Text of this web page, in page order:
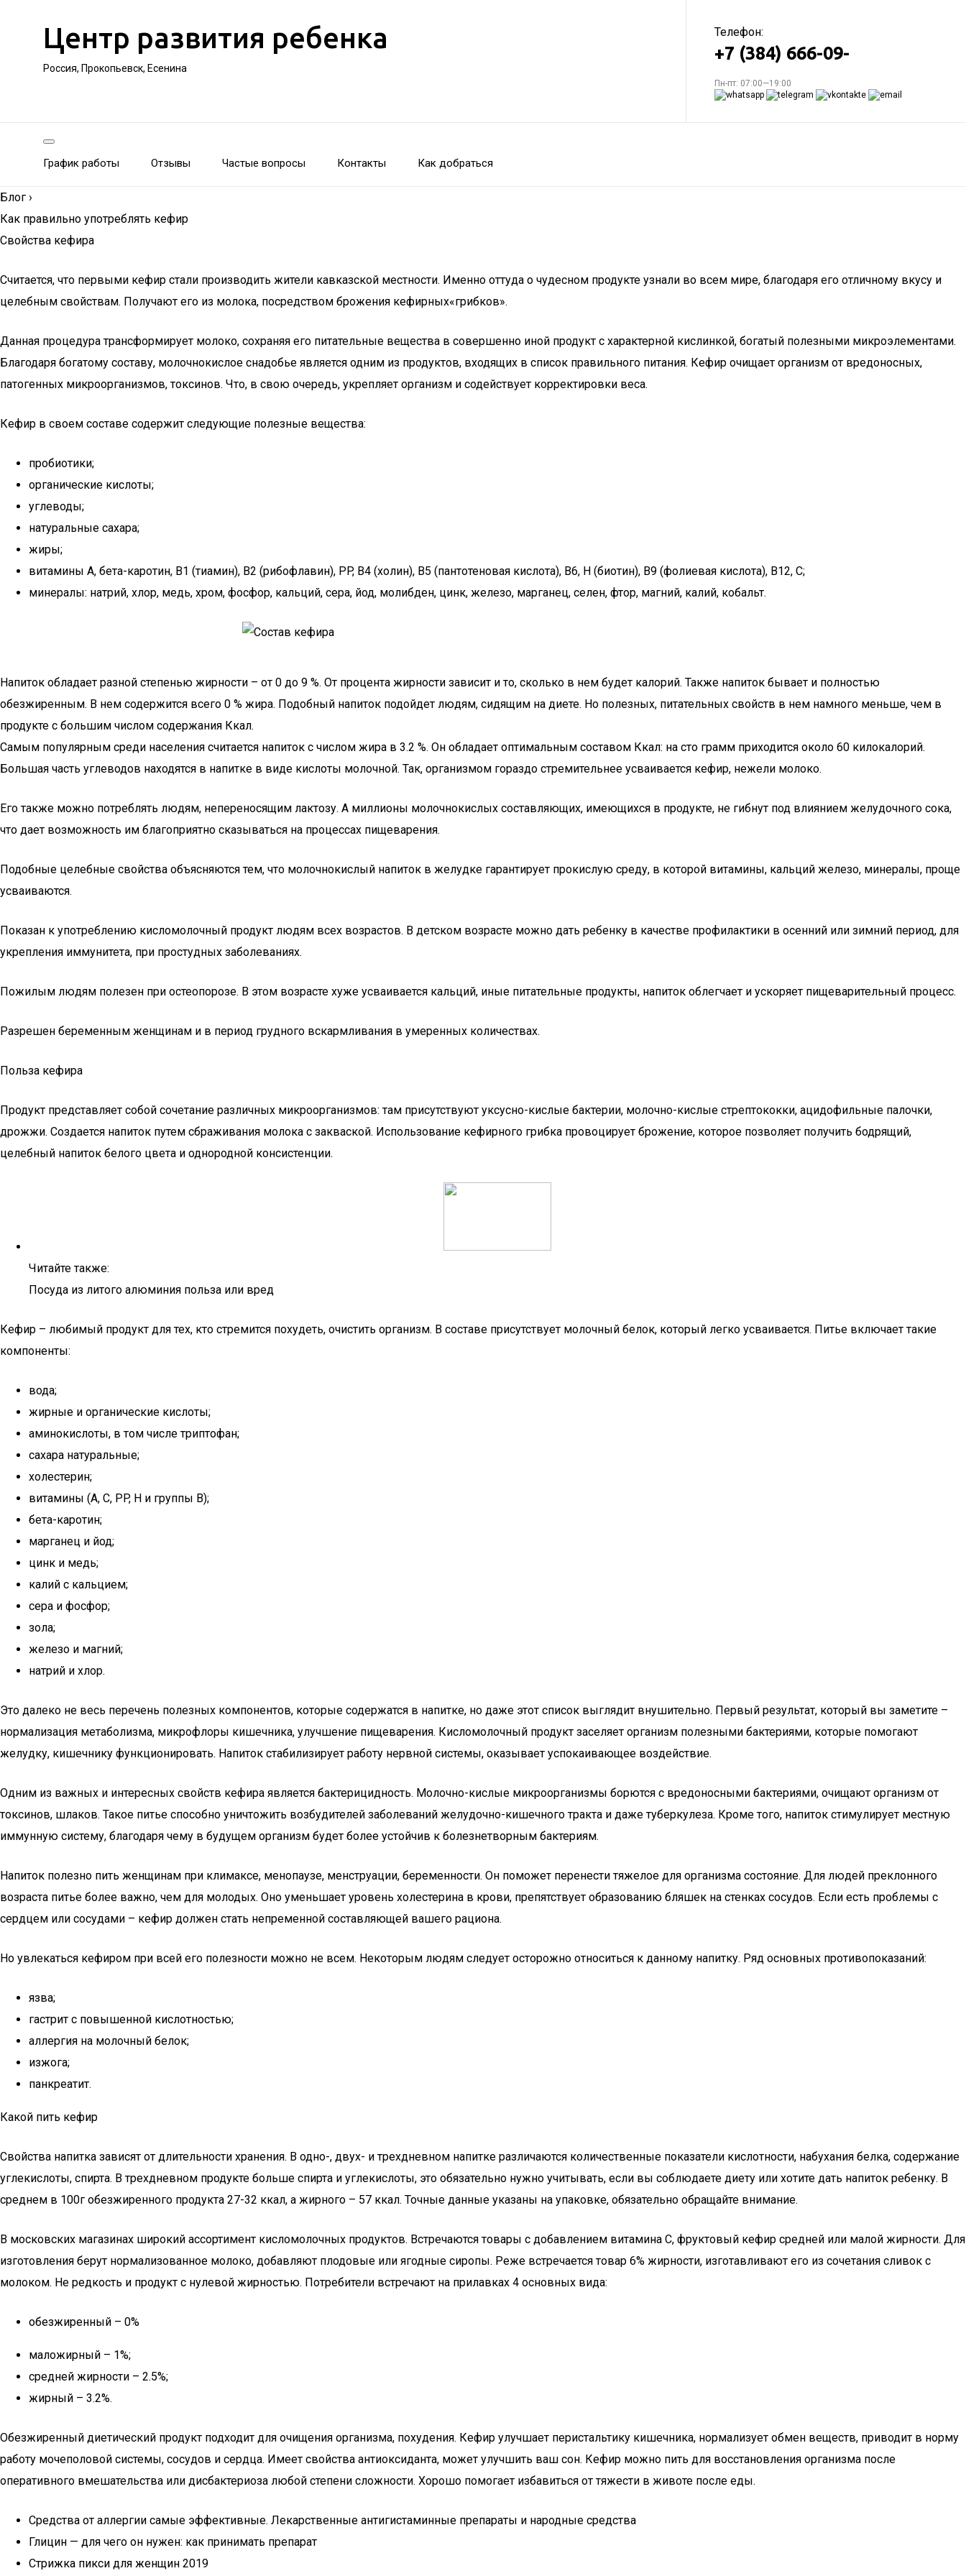
Центр развития ребенка
Россия, Прокопьевск, Есенина
Телефон:
+7 (384) 666-09-
Пн-пт: 07:00—19:00
График работы Отзывы Частые вопросы Контакты Как добраться
Блог ›
Как правильно употреблять кефир
Свойства кефира
Считается, что первыми кефир стали производить жители кавказской местности. Именно оттуда о чудесном продукте узнали во всем мире, благодаря его отличному вкусу и
целебным свойствам. Получают его из молока, посредством брожения кефирных«грибков».
Данная процедура трансформирует молоко, сохраняя его питательные вещества в совершенно иной продукт с характерной кислинкой, богатый полезными микроэлементами.
Благодаря богатому составу, молочнокислое снадобье является одним из продуктов, входящих в список правильного питания. Кефир очищает организм от вредоносных,
патогенных микроорганизмов, токсинов. Что, в свою очередь, укрепляет организм и содействует корректировки веса.
Кефир в своем составе содержит следующие полезные вещества:
пробиотики;
органические кислоты;
углеводы;
натуральные сахара;
жиры;
витамины А, бета-каротин, B1 (тиамин), B2 (рибофлавин), PP, B4 (холин), B5 (пантотеновая кислота), B6, Н (биотин), B9 (фолиевая кислота), B12, С;
минералы: натрий, хлор, медь, хром, фосфор, кальций, сера, йод, молибден, цинк, железо, марганец, селен, фтор, магний, калий, кобальт.
Напиток обладает разной степенью жирности – от 0 до 9 %. От процента жирности зависит и то, сколько в нем будет калорий. Также напиток бывает и полностью
обезжиренным. В нем содержится всего 0 % жира. Подобный напиток подойдет людям, сидящим на диете. Но полезных, питательных свойств в нем намного меньше, чем в
продукте с большим числом содержания Ккал.
Самым популярным среди населения считается напиток с числом жира в 3.2 %. Он обладает оптимальным составом Ккал: на сто грамм приходится около 60 килокалорий.
Большая часть углеводов находятся в напитке в виде кислоты молочной. Так, организмом гораздо стремительнее усваивается кефир, нежели молоко.
Его также можно потреблять людям, непереносящим лактозу. А миллионы молочнокислых составляющих, имеющихся в продукте, не гибнут под влиянием желудочного сока,
что дает возможность им благоприятно сказываться на процессах пищеварения.
Подобные целебные свойства объясняются тем, что молочнокислый напиток в желудке гарантирует прокислую среду, в которой витамины, кальций железо, минералы, проще
усваиваются.
Показан к употреблению кисломолочный продукт людям всех возрастов. В детском возрасте можно дать ребенку в качестве профилактики в осенний или зимний период, для
укрепления иммунитета, при простудных заболеваниях.
Пожилым людям полезен при остеопорозе. В этом возрасте хуже усваивается кальций, иные питательные продукты, напиток облегчает и ускоряет пищеварительный процесс.
Разрешен беременным женщинам и в период грудного вскармливания в умеренных количествах.
Польза кефира
Продукт представляет собой сочетание различных микроорганизмов: там присутствуют уксусно-кислые бактерии, молочно-кислые стрептококки, ацидофильные палочки,
дрожжи. Создается напиток путем сбраживания молока с закваской. Использование кефирного грибка провоцирует брожение, которое позволяет получить бодрящий,
целебный напиток белого цвета и однородной консистенции.
Читайте также:
Посуда из литого алюминия польза или вред
Кефир – любимый продукт для тех, кто стремится похудеть, очистить организм. В составе присутствует молочный белок, который легко усваивается. Питье включает такие
компоненты:
вода;
жирные и органические кислоты;
аминокислоты, в том числе триптофан;
сахара натуральные;
холестерин;
витамины (A, C, PP, H и группы B);
бета-каротин;
марганец и йод;
цинк и медь;
калий с кальцием;
сера и фосфор;
зола;
железо и магний;
натрий и хлор.
Это далеко не весь перечень полезных компонентов, которые содержатся в напитке, но даже этот список выглядит внушительно. Первый результат, который вы заметите –
нормализация метаболизма, микрофлоры кишечника, улучшение пищеварения. Кисломолочный продукт заселяет организм полезными бактериями, которые помогают
желудку, кишечнику функционировать. Напиток стабилизирует работу нервной системы, оказывает успокаивающее воздействие.
Одним из важных и интересных свойств кефира является бактерицидность. Молочно-кислые микроорганизмы борются с вредоносными бактериями, очищают организм от
токсинов, шлаков. Такое питье способно уничтожить возбудителей заболеваний желудочно-кишечного тракта и даже туберкулеза. Кроме того, напиток стимулирует местную
иммунную систему, благодаря чему в будущем организм будет более устойчив к болезнетворным бактериям.
Напиток полезно пить женщинам при климаксе, менопаузе, менструации, беременности. Он поможет перенести тяжелое для организма состояние. Для людей преклонного
возраста питье более важно, чем для молодых. Оно уменьшает уровень холестерина в крови, препятствует образованию бляшек на стенках сосудов. Если есть проблемы с
сердцем или сосудами – кефир должен стать непременной составляющей вашего рациона.
Но увлекаться кефиром при всей его полезности можно не всем. Некоторым людям следует осторожно относиться к данному напитку. Ряд основных противопоказаний:
язва;
гастрит с повышенной кислотностью;
аллергия на молочный белок;
изжога;
панкреатит.
Какой пить кефир
Свойства напитка зависят от длительности хранения. В одно-, двух- и трехдневном напитке различаются количественные показатели кислотности, набухания белка, содержание
углекислоты, спирта. В трехдневном продукте больше спирта и углекислоты, это обязательно нужно учитывать, если вы соблюдаете диету или хотите дать напиток ребенку. В
среднем в 100г обезжиренного продукта 27-32 ккал, а жирного – 57 ккал. Точные данные указаны на упаковке, обязательно обращайте внимание.
В московских магазинах широкий ассортимент кисломолочных продуктов. Встречаются товары с добавлением витамина С, фруктовый кефир средней или малой жирности. Для
изготовления берут нормализованное молоко, добавляют плодовые или ягодные сиропы. Реже встречается товар 6% жирности, изготавливают его из сочетания сливок с
молоком. Не редкость и продукт с нулевой жирностью. Потребители встречают на прилавках 4 основных вида:
обезжиренный – 0%
маложирный – 1%;
средней жирности – 2.5%;
жирный – 3.2%.
Обезжиренный диетический продукт подходит для очищения организма, похудения. Кефир улучшает перистальтику кишечника, нормализует обмен веществ, приводит в норму
работу мочеполовой системы, сосудов и сердца. Имеет свойства антиоксиданта, может улучшить ваш сон. Кефир можно пить для восстановления организма после
оперативного вмешательства или дисбактериоза любой степени сложности. Хорошо помогает избавиться от тяжести в животе после еды.
Средства от аллергии самые эффективные. Лекарственные антигистаминные препараты и народные средства
Глицин — для чего он нужен: как принимать препарат
Стрижка пикси для женщин 2019